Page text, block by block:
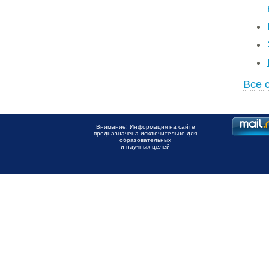
Все
Внимание! Информация на сайте
предназначена исключительно для
образовательных
и научных целей